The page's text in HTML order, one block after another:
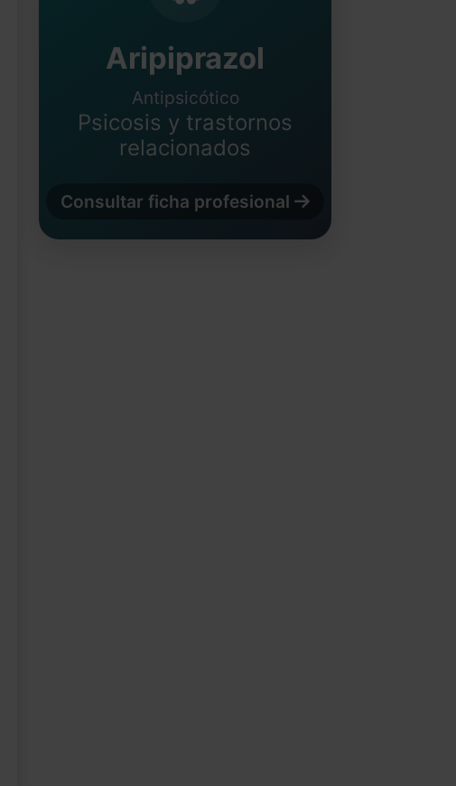
Aripiprazol
Antipsicótico
Psicosis y trastornos
relacionados
Consultar ficha profesional